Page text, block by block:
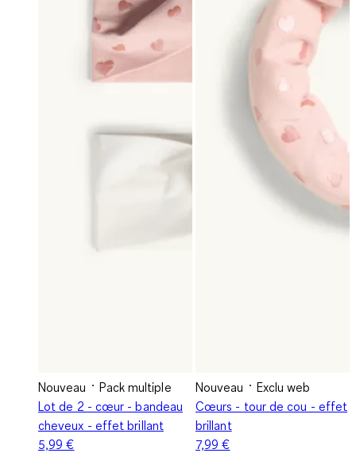
Nouveau
Pack multiple
Lot de 2 - cœur - bandeau
cheveux - effet brillant
5,99 €
Nouveau
Exclu web
Cœurs - tour de cou - effet
brillant
7,99 €